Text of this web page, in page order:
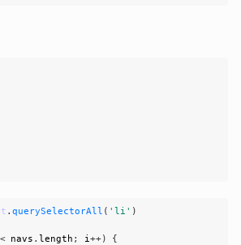
.querySelectorAll ( 'li' )
< navs .length ; i++)
{